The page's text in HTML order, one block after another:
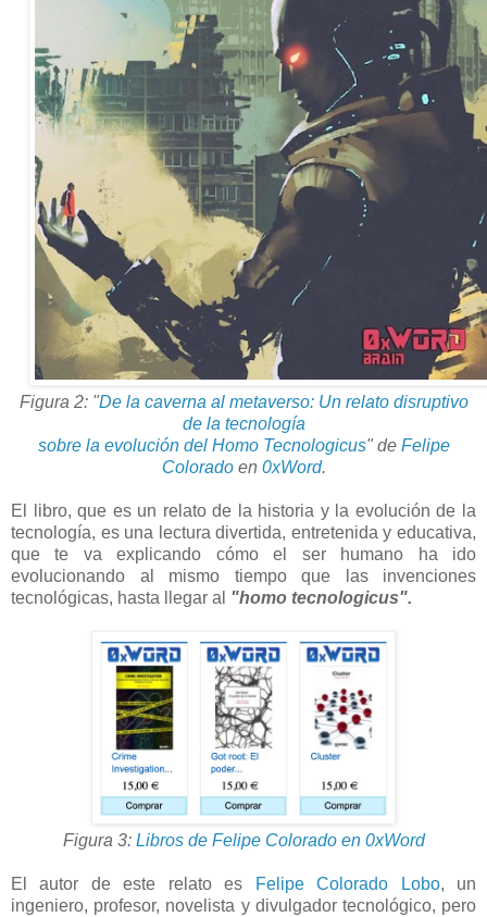
Figura 2: "De la caverna al metaverso: Un relato disruptivo
de la tecnología
sobre la evolución del Homo Tecnologicus" de Felipe
Coloradoen 0xWord.
El libro, que es un relato de la historia y la evolución de la
tecnología, es una lectura divertida, entretenida y educativa,
que te va explicando cómo el ser humano ha ido
evolucionando al mismo tiempo que las invenciones
tecnológicas, hasta llegar al "homo tecnologicus".
Figura 3: Libros de Felipe Colorado en 0xWord
El autor de este relato es Felipe Colorado Lobo, un
ingeniero, profesor, novelista y divulgador tecnológico, pero